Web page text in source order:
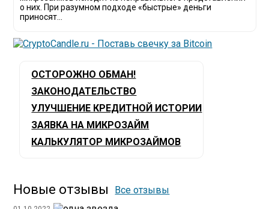
о них. При разумном подходе «быстрые» деньги
приносят...
ОСТОРОЖНО ОБМАН!
ЗАКОНОДАТЕЛЬСТВО
УЛУЧШЕНИЕ КРЕДИТНОЙ ИСТОРИИ
ЗАЯВКА НА МИКРОЗАЙМ
КАЛЬКУЛЯТОР МИКРОЗАЙМОВ
Новые отзывы Все отзывы